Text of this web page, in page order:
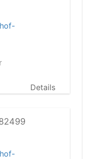
Details